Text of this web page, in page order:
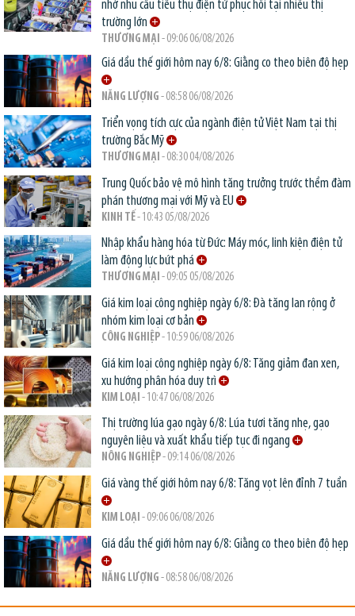
nhờ nhu cầu tiêu thụ điện tử phục hồi tại nhiều thị
trường lớn
THƯƠNG MẠI - 09:06 06/08/2026
Giá dầu thế giới hôm nay 6/8: Giằng co theo biên độ hẹp
NĂNG LƯỢNG - 08:58 06/08/2026
Triển vọng tích cực của ngành điện tử Việt Nam tại thị
trường Bắc Mỹ
THƯƠNG MẠI - 08:30 04/08/2026
Trung Quốc bảo vệ mô hình tăng trưởng trước thềm đàm
phán thương mại với Mỹ và EU
KINH TẾ- 10:43 05/08/2026
Nhập khẩu hàng hóa từ Đức: Máy móc, linh kiện điện tử
làm động lực bứt phá
THƯƠNG MẠI - 09:05 05/08/2026
Giá kim loại công nghiệp ngày 6/8: Đà tăng lan rộng ở
nhóm kim loại cơ bản
CÔNG NGHIỆP- 10:59 06/08/2026
Giá kim loại công nghiệp ngày 6/8: Tăng giảm đan xen,
xu hướng phân hóa duy trì
KIM LOẠI - 10:47 06/08/2026
Thị trường lúa gạo ngày 6/8: Lúa tươi tăng nhẹ, gạo
nguyên liệu và xuất khẩu tiếp tục đi ngang
NÔNG NGHIỆP- 09:14 06/08/2026
Giá vàng thế giới hôm nay 6/8: Tăng vọt lên đỉnh 7 tuần
KIM LOẠI - 09:06 06/08/2026
Giá dầu thế giới hôm nay 6/8: Giằng co theo biên độ hẹp
NĂNG LƯỢNG - 08:58 06/08/2026